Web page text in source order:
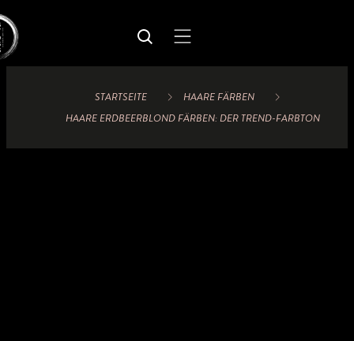
STARTSEITE
HAARE FÄRBEN
HAARE ERDBEERBLOND FÄRBEN: DER TREND-FARBTON